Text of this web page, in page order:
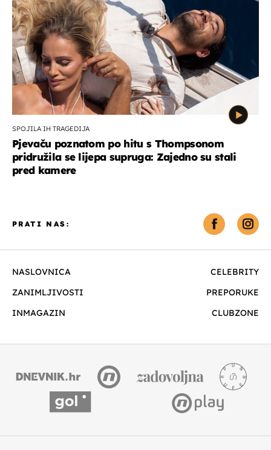
SPOJILA IH TRAGEDIJA
Pjevaču poznatom po hitu s Thompsonom
pridružila se lijepa supruga: Zajedno su stali
pred kamere
NASLOVNICA
CELEBRITY
ZANIMLJIVOSTI
PREPORUKE
INMAGAZIN
CLUBZONE
PRATI NAS: